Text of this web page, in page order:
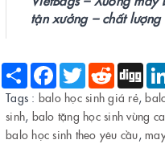
tận xưởng – chất
Share Facebook
Twitter Reddit
Tags : balo học sinh giá rẻ,
sinh, balo tặng học sinh vùng
balo học sinh theo yêu cầu,